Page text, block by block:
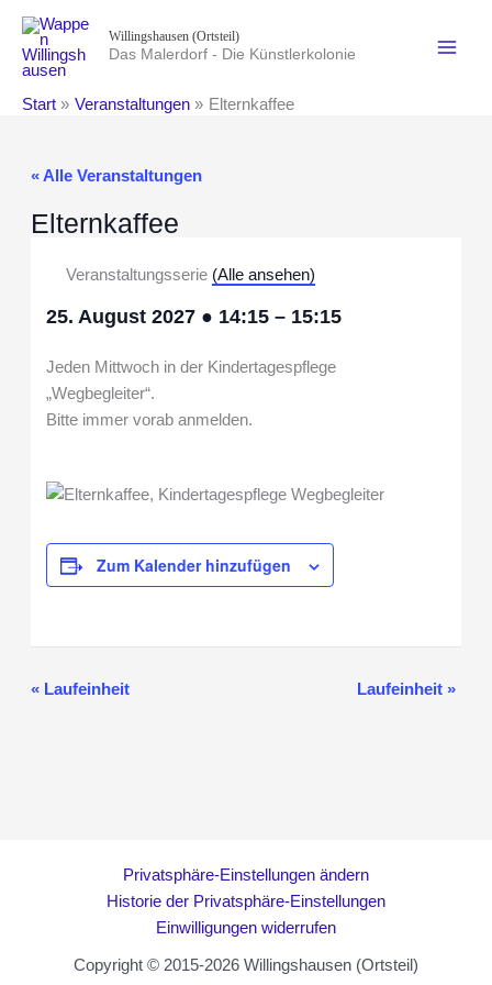
Inhalt
springen
Willingshausen (Ortsteil)
Das Malerdorf - Die Künstlerkolonie
Start Veranstaltungen Elternkaffee
« Alle Veranstaltungen
Elternkaffee
Veranstaltungsserie (Alle ansehen)
25. August 2027 ● 14:15– 15:15
Jeden Mittwoch in der Kindertagespflege
„Wegbegleiter“.
Bitte immer vorab anmelden.
Zum Kalender hinzufügen
Veranstaltung-
«Laufeinheit Laufeinheit»
Privatsphäre-Einstellungen ändern
Historie der Privatsphäre-Einstellungen
Einwilligungen widerrufen
Copyright © 2015-2026 Willingshausen (Ortsteil)